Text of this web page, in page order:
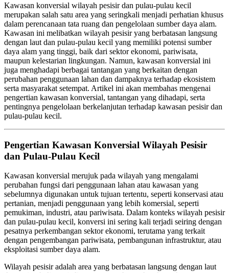
Kawasan konversial wilayah pesisir dan pulau-pulau kecil
merupakan salah satu area yang seringkali menjadi perhatian khusus
dalam perencanaan tata ruang dan pengelolaan sumber daya alam.
Kawasan ini melibatkan wilayah pesisir yang berbatasan langsung
dengan laut dan pulau-pulau kecil yang memiliki potensi sumber
daya alam yang tinggi, baik dari sektor ekonomi, pariwisata,
maupun kelestarian lingkungan. Namun, kawasan konversial ini
juga menghadapi berbagai tantangan yang berkaitan dengan
perubahan penggunaan lahan dan dampaknya terhadap ekosistem
serta masyarakat setempat. Artikel ini akan membahas mengenai
pengertian kawasan konversial, tantangan yang dihadapi, serta
pentingnya pengelolaan berkelanjutan terhadap kawasan pesisir dan
pulau-pulau kecil.
Pengertian Kawasan Konversial Wilayah Pesisir
dan Pulau-Pulau Kecil
Kawasan konversial merujuk pada wilayah yang mengalami
perubahan fungsi dari penggunaan lahan atau kawasan yang
sebelumnya digunakan untuk tujuan tertentu, seperti konservasi atau
pertanian, menjadi penggunaan yang lebih komersial, seperti
pemukiman, industri, atau pariwisata. Dalam konteks wilayah pesisir
dan pulau-pulau kecil, konversi ini sering kali terjadi seiring dengan
pesatnya perkembangan sektor ekonomi, terutama yang terkait
dengan pengembangan pariwisata, pembangunan infrastruktur, atau
eksploitasi sumber daya alam.
Wilayah pesisir adalah area yang berbatasan langsung dengan laut